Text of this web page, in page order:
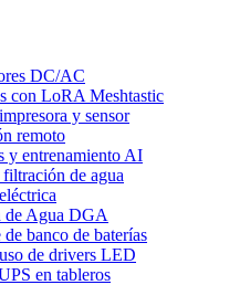
DC/AC
con LoRA Meshtastic
y sensor
remoto
y entrenamiento AI
de agua
de Agua DGA
banco de baterías
de drivers LED
en tableros